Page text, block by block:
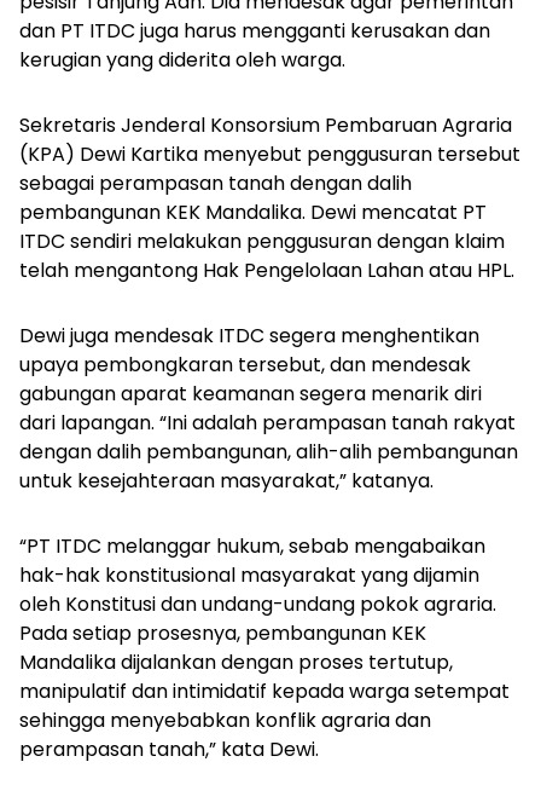
dan PT ITDC juga harus mengganti kerusakan dan
kerugian yang diderita oleh warga.
Sekretaris Jenderal Konsorsium Pembaruan Agraria
(KPA) Dewi Kartika menyebut penggusuran tersebut
sebagai perampasan tanah dengan dalih
pembangunan KEK Mandalika. Dewi mencatat PT
ITDC sendiri melakukan penggusuran dengan klaim
telah mengantong Hak Pengelolaan Lahan atau HPL.
Dewi juga mendesak ITDC segera menghentikan
upaya pembongkaran tersebut, dan mendesak
gabungan aparat keamanan segera menarik diri
dari lapangan. “Ini adalah perampasan tanah rakyat
dengan dalih pembangunan, alih-alih pembangunan
untuk kesejahteraan masyarakat,” katanya.
“PT ITDC melanggar hukum, sebab mengabaikan
hak-hak konstitusional masyarakat yang dijamin
oleh Konstitusi dan undang-undang pokok agraria.
Pada setiap prosesnya, pembangunan KEK
Mandalika dijalankan dengan proses tertutup,
manipulatif dan intimidatif kepada warga setempat
sehingga menyebabkan konflik agraria dan
perampasan tanah,” kata Dewi.